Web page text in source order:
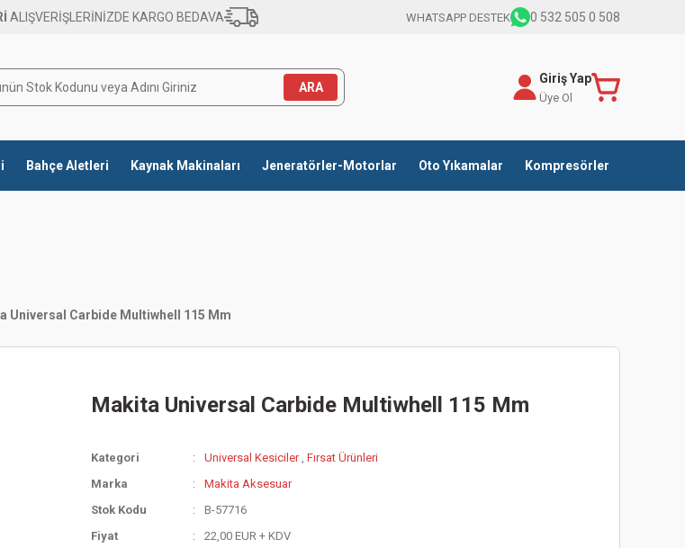
ALIŞVERİŞLERİNİZDE KARGO BEDAVA WHATSAPP DESTEK 0 532 505 0 508
ARA
Giriş Yap
Üye Ol
Bahçe Aletleri Kaynak Makinaları Jeneratörler-Motorlar Oto Yıkamalar Kompresörler
Universal Carbide Multiwhell 115 Mm
Makita Universal Carbide Multiwhell 115 Mm
Kategori Universal Kesiciler , Fırsat Ürünleri
Marka
Makita Aksesuar
Stok Kodu
B-57716
Fiyat
22,00 EUR + KDV